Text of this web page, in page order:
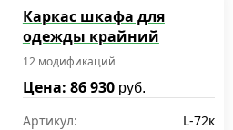
Каркас шкафа для
одежды крайний
12 модификаций
Цена: 86 930 руб.
Артикул: L-72к